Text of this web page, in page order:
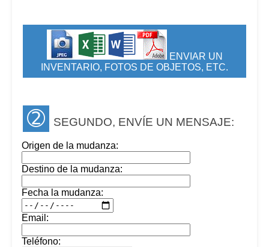
ENVIAR UN
INVENTARIO, FOTOS DE OBJETOS, ETC.
➁ SEGUNDO, ENVÍE UN MENSAJE:
Origen de la mudanza:
Destino de la mudanza:
Fecha la mudanza:
Email:
Teléfono: